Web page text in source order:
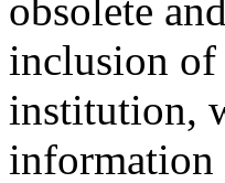
obsolete
inclusion of
institution,
information